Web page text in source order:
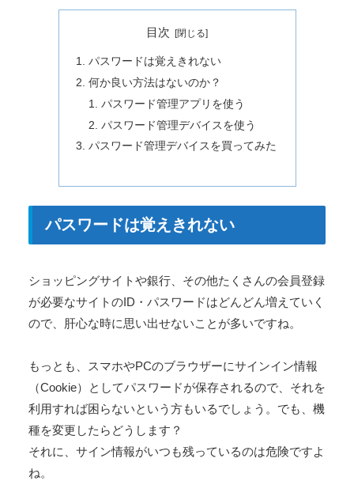
目次
パスワードは覚えきれない
何か良い方法はないのか？
パスワード管理アプリを使う
パスワード管理デバイスを使う
パスワード管理デバイスを買ってみた
パスワードは覚えきれない
ショッピングサイトや銀行、その他たくさんの会員登録
が必要なサイトのID・パスワードはどんどん増えていく
ので、肝心な時に思い出せないことが多いですね。
もっとも、スマホやPCのブラウザーにサインイン情報
（Cookie）としてパスワードが保存されるので、それを
利用すれば困らないという方もいるでしょう。でも、機
種を変更したらどうします？
それに、サイン情報がいつも残っているのは危険ですよ
ね。